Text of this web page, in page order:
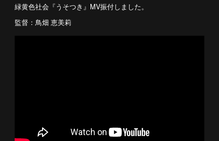
緑黄色社会『うそつき』MV振付しました。
監督：鳥畑 恵美莉